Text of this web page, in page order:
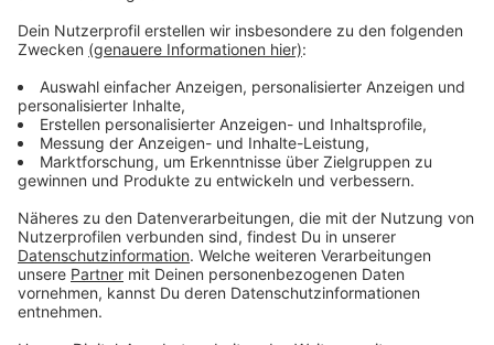
Einsatz gegen 21 Uhr beendet
Anzeige
Der Unfall hatte auch Auswirkungen auf die Rheinbahn
- zum Beispiel auf die Linie 701. Gegen kurz vor 21 Uhr
war der Polizeieinsatz dann beendet. Verletzt wurde
bei dem Unfall niemand.
Anzeige